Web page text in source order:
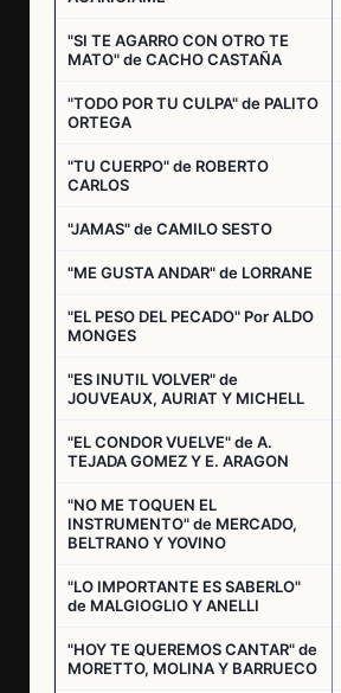
"SI TE AGARRO CON OTRO TE
MATO" de CACHO CASTAÑA
"TODO POR TU CULPA" de PALITO
ORTEGA
"TU CUERPO" de ROBERTO
CARLOS
"JAMAS" de CAMILO SESTO
"ME GUSTA ANDAR" de LORRANE
"EL PESO DEL PECADO" Por ALDO
MONGES
"ES INUTIL VOLVER" de
JOUVEAUX, AURIAT Y MICHELL
"EL CONDOR VUELVE" de A.
TEJADA GOMEZ Y E. ARAGON
"NO ME TOQUEN EL
INSTRUMENTO" de MERCADO,
BELTRANO Y YOVINO
"LO IMPORTANTE ES SABERLO"
de MALGIOGLIO Y ANELLI
"HOY TE QUEREMOS CANTAR" de
MORETTO, MOLINA Y BARRUECO